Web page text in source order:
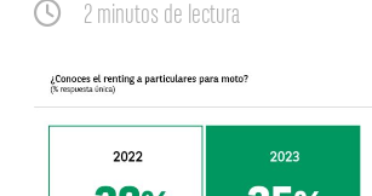
2 minutos de lectura